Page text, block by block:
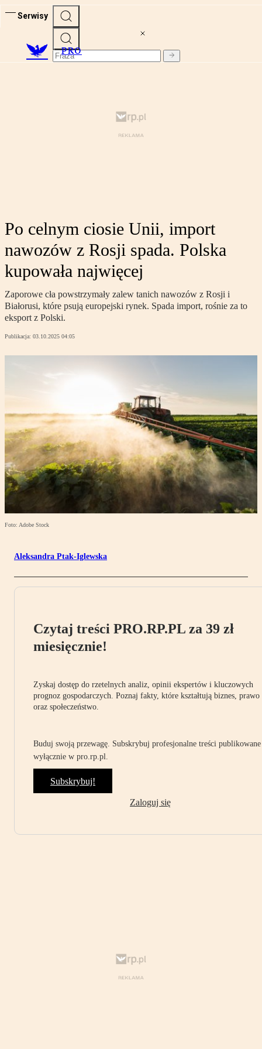
Serwisy
PRO
Po celnym ciosie Unii, import
nawozów z Rosji spada. Polska
kupowała najwięcej
Zaporowe cła powstrzymały zalew tanich nawozów z Rosji i
Białorusi, które psują europejski rynek. Spada import, rośnie za to
eksport z Polski.
Publikacja: 03.10.2025 04:05
Foto: Adobe Stock
Aleksandra Ptak-Iglewska
Czytaj treści PRO.RP.PL za 39 zł
miesięcznie!
Zyskaj dostęp do rzetelnych analiz, opinii ekspertów i kluczowych
prognoz gospodarczych. Poznaj fakty, które kształtują biznes, prawo
oraz społeczeństwo.
Buduj swoją przewagę. Subskrybuj profesjonalne treści publikowane
wyłącznie w pro.rp.pl.
Subskrybuj!
Zaloguj się